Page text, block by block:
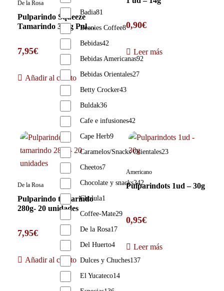
De la Rosa
Pulparindo Squeeze
Tamarindo 300g Pulpa
enchilada sabor
7,95€
Añadir al carrito
0,90€
Leer más
De la Rosa
Pulparindo tamarindo
280g- 20 unidades
7,95€
Añadir al carrito
Americano
Pulparindots 1ud – 30g
0,95€
Leer más
Badia81
Beanies Coffee8
Bebidas42
Bebidas Americanas92
Bebidas Orientales27
Betty Crocker43
Buldak36
Cafe e infusiones42
Cape Herb9
Caramelos/Snacks Orientales23
Cheetos7
Chocolate y snacks242
Cholula1
Coffee-Mate29
De la Rosa17
Del Huerto4
Dulces y Chuches137
El Yucateco14